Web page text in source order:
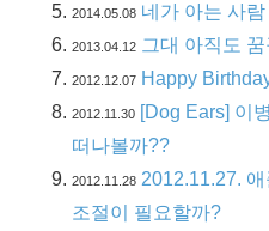
2014.05.08 네가 아는 사
2013.04.12 그대 아직도
2012.12.07 Happy
2012.11.30 [Dog Ears] 이
떠나볼까??
2012.11.28 2012.11.27.
조절이 필요할까?